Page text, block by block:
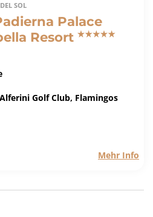
SOL
Palace
Resort
Golf Club, Flamingos
Mehr Info